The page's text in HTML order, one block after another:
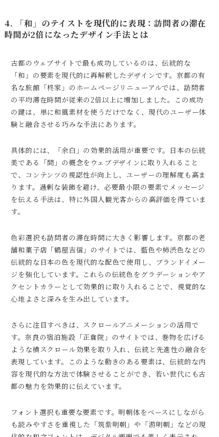
4. 「和」のテイストを現代的に表現：訪問者の滞在
時間が2倍になったデザイン手法とは
古都のウェブサイトで最も成功しているのは、伝統的な
「和」の要素を現代的に再解釈したデザインです。京都の有
名な旅館「柊家」のホームページリニューアルでは、訪問者
の平均滞在時間が従来の2倍以上に増加しました。この成功
の鍵は、単に和風素材を使うだけでなく、現代のユーザー体
験と融合させる巧みな手法にあります。
具体的には、「余白」の効果的活用が重要です。日本の伝統
美である「間」の概念をウェブデザインに取り入れること
で、コンテンツの視認性が向上し、ユーザーの理解度も高ま
ります。過剰な装飾を避け、必要最小限の要素でメッセージ
を伝える手法は、特に外国人観光客からの高評価を得ていま
す。
色彩選択も訪問者の滞在時間に大きく影響します。京都の老
舗和菓子店「鶴屋吉信」のサイトでは、藍色や柿渋色などの
伝統的な日本の色を現代的な配色で使用し、ブランドイメー
ジを強化しています。これらの伝統色をグラデーションやア
クセントカラーとして効果的に取り入れることで、視覚的な
心地よさと深みを生み出しています。
さらに注目すべきは、スクロールアニメーションの活用で
す。奈良の宿泊施設「正倉院」のサイトでは、巻物を広げる
ような横スクロール効果を取り入れ、伝統と先進性の融合を
表現しています。このような動きのある要素は、伝統的な内
容を現代的な方法で体験させることができ、若い世代にも古
都の魅力を効果的に伝えています。
フォント選択も重要な要素です。明朝体をベースにしながら
も読みやすさを重視した「筑紫明朝」や「游明朝」などの現